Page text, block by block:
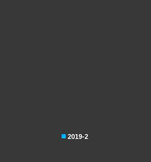
2019-2